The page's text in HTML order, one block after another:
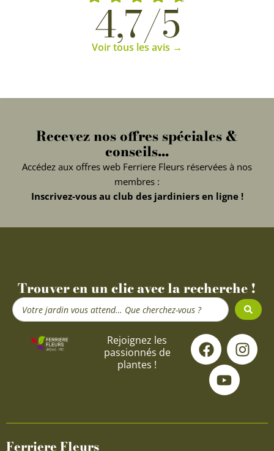
4,7/5
Voir tous les avis →
Recevez nos offres spéciales &
conseils...
Accédez aux offres web Ferriere Fleurs réservées à nos
membres :
Inscrivez-vous au club des jardiniers en ligne !
Trouver en un clic avec la recherche !
Search
...
Rejoignez les
passionnés de
plantes !
F
a
c
e
o
I
n
s
g
Y
o
u
t
u
b
Ferriere Fleurs